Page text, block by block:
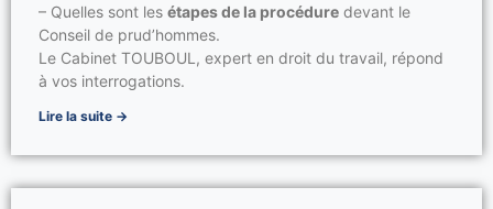
– Quelles sont les étapes de la procédure devant le
Conseil de prud’hommes.
Le Cabinet TOUBOUL, expert en droit du travail, répond
à vos interrogations.
Lire la suite →